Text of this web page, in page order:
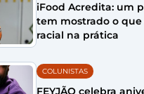
iFood Acredita: um
tem mostrado o
racial na prática
COLUNISTAS
FEYJÃO celebra